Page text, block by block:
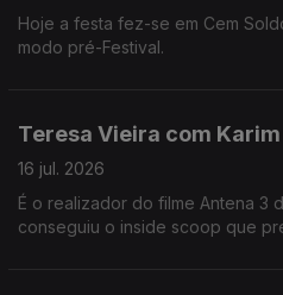
Hoje a festa fez-se em Cem
modo pré-Festival.
Teresa Vieira com
16 jul. 2026
É o realizador do filme Antena 3
conseguiu o inside scoop que